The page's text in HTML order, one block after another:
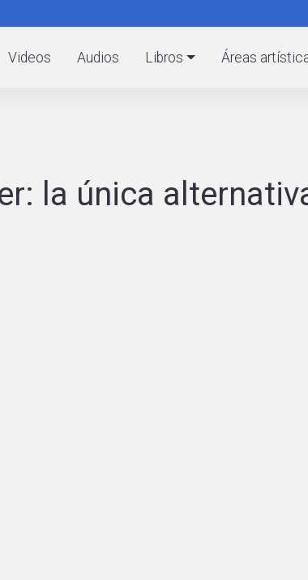
al
contenido
Videos Audios Libros Áreas
la única